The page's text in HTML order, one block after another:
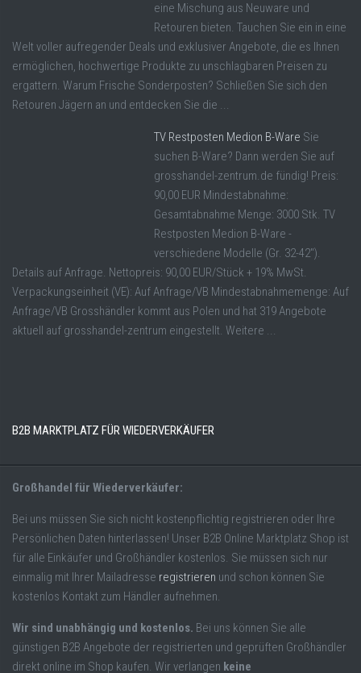
eine Mischung aus Neuware und
Retouren bieten. Tauchen Sie ein in eine
Welt voller aufregender Deals und exklusiver Angebote, die es Ihnen
ermöglichen, hochwertige Produkte zu unschlagbaren Preisen zu
ergattern. Warum Frische Sonderposten? Schließen Sie sich den
Retouren Jägern an und entdecken Sie die ...
TV Restposten Medion B-Ware Sie
suchen B-Ware? Dann werden Sie auf
grosshandel-zentrum.de fündig! Preis:
90,00 EUR Mindestabnahme:
Gesamtabnahme Menge: 3000 Stk. TV
Restposten Medion B-Ware -
verschiedene Modelle (Gr. 32-42").
Details auf Anfrage. Nettopreis: 90,00 EUR/Stück + 19% MwSt.
Verpackungseinheit (VE): Auf Anfrage/VB Mindestabnahmemenge: Auf
Anfrage/VB Grosshändler kommt aus Polen und hat 319 Angebote
aktuell auf grosshandel-zentrum eingestellt. Weitere ...
B2B MARKTPLATZ FÜR WIEDERVERKÄUFER
Großhandel für Wiederverkäufer:
Bei uns müssen Sie sich nicht kostenpflichtig registrieren oder Ihre
Persönlichen Daten hinterlassen! Unser B2B Online Marktplatz Shop ist
für alle Einkäufer und Großhändler kostenlos. Sie müssen sich nur
einmalig mit Ihrer Mailadresse registrieren und schon können Sie
kostenlos Kontakt zum Händler aufnehmen.
Wir sind unabhängig und kostenlos. Bei uns können Sie alle
günstigen B2B Angebote der registrierten und geprüften Großhändler
direkt online im Shop kaufen. Wir verlangen keine